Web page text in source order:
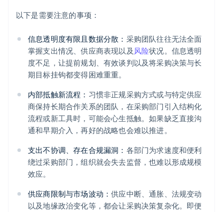
以下是需要注意的事项：
信息透明度有限且数据分散： 采购团队往往无法全面
掌握支出情况、供应商表现以及 风险状况。信息透明
度不足，让提前规划、有效谈判以及将采购决策与长
期目标挂钩都变得困难重重。
内部抵触新流程： 习惯非正规采购方式或与特定供应
商保持长期合作关系的团队，在采购部门引入结构化
流程或新工具时，可能会心生抵触。如果缺乏直接沟
通和早期介入，再好的战略也会难以推进。
支出不协调、存在合规漏洞： 各部门为求速度和便利
绕过采购部门，组织就会失去监督，也难以形成规模
效应。
供应商限制与市场波动：供应中断、通胀、法规变动
以及地缘政治变化等，都会让采购决策复杂化。即便